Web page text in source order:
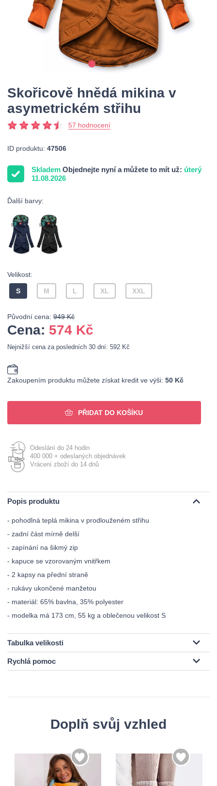
Skořicově hnědá mikina v
asymetrickém střihu
57 hodnocení
ID produktu: 47506
Skladem Objednejte nyní a můžete to mít už: úterý
11.08.2026
Ďalší barvy:
Velikost:
S M L XL XXL
Původní cena: 949 Kč
Cena: 574 Kč
Nejnižší cena za posledních 30 dní: 592 Kč
Zakoupením produktu můžete získat kredit ve výši: 50 Kč
PŘIDAT DO KOŠÍKU
Odeslání do 24 hodin
400 000 + odeslaných objednávek
Vrácení zboží do 14 dnů
Popis produktu
- pohodlná teplá mikina v prodlouženém střihu
- zadní část mírně delší
- zapínání na šikmý zip
- kapuce se vzorovaným vnitřkem
- 2 kapsy na přední straně
- rukávy ukončené manžetou
- materiál: 65% bavlna, 35% polyester
- modelka má 173 cm, 55 kg a oblečenou velikost S
Tabulka velikosti
Rychlá pomoc
Doplň svůj vzhled